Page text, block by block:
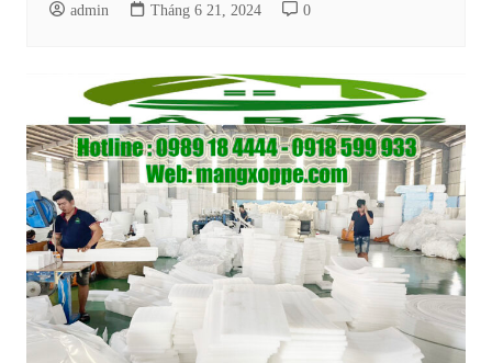
admin Tháng 6 21, 2024 0